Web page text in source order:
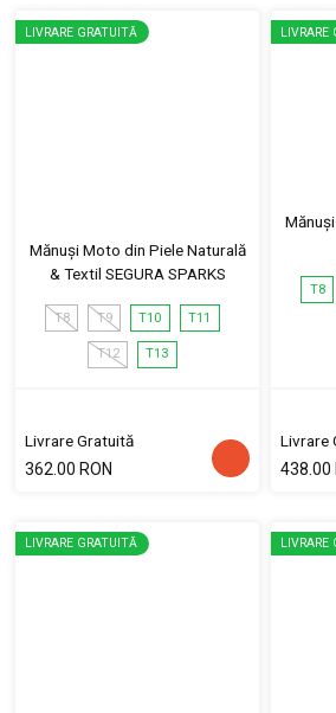
LIVRARE GRATUITĂ
Mănuși Moto din Piele Naturală
& Textil SEGURA SPARKS
T8 T9 T10 T11
T12 T13
Livrare Gratuită
362.00 RON
LIVRARE
T8
Livrare
438.00
LIVRARE GRATUITĂ LIVRARE